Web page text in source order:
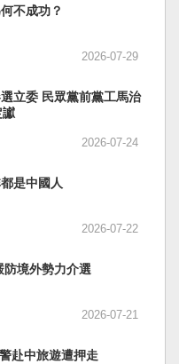
不成功？
2026-07-29
立委 民眾黨前黨工馬治
讞
2026-07-24
是中國人
2026-07-22
防境外勢力介選
2026-07-21
赴中旅遊遭押走